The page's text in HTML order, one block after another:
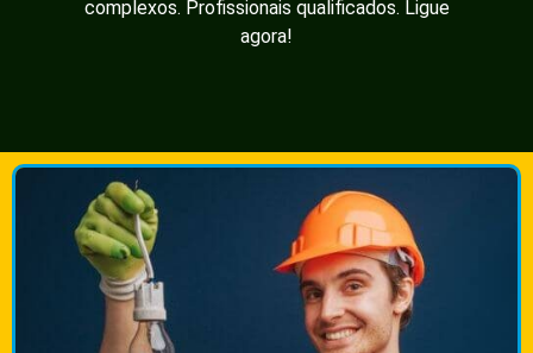
complexos. Profissionais qualificados. Ligue
agora!